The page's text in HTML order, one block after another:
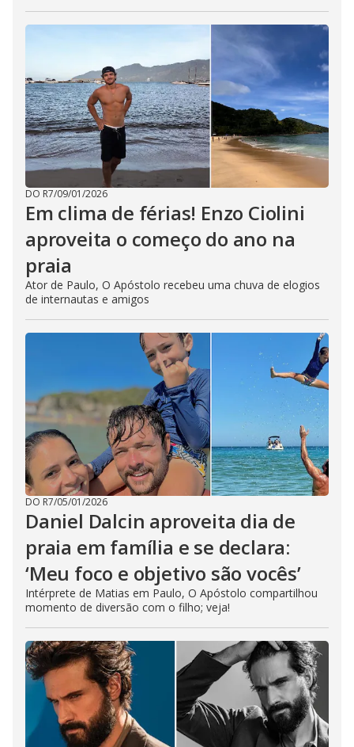
DO R7/09/01/2026
Em clima de férias! Enzo Ciolini
aproveita o começo do ano na
praia
Ator de Paulo, O Apóstolo recebeu uma chuva de elogios
de internautas e amigos
DO R7/05/01/2026
Daniel Dalcin aproveita dia de
praia em família e se declara:
‘Meu foco e objetivo são vocês’
Intérprete de Matias em Paulo, O Apóstolo compartilhou
momento de diversão com o filho; veja!